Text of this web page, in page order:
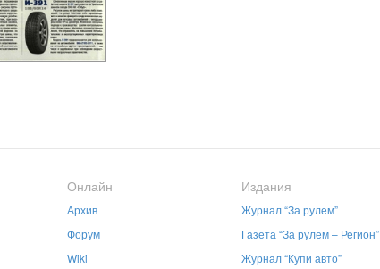
Онлайн
Архив
Форум
Wiki
Издания
Журнал “За рулем”
Газета “За рулем – Регион”
Журнал “Купи авто”